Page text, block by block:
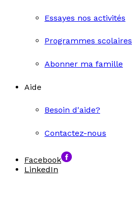
Essayes nos activités
Programmes scolaires
Abonner ma famille
Aide
Besoin d'aide?
Contactez-nous
Facebook
LinkedIn